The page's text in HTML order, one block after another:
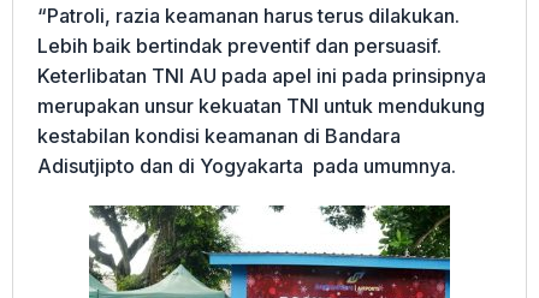
“Patroli, razia keamanan harus terus dilakukan.
Lebih baik bertindak preventif dan persuasif.
Keterlibatan TNI AU pada apel ini pada prinsipnya
merupakan unsur kekuatan TNI untuk mendukung
kestabilan kondisi keamanan di Bandara
Adisutjipto dan di Yogyakarta pada umumnya.